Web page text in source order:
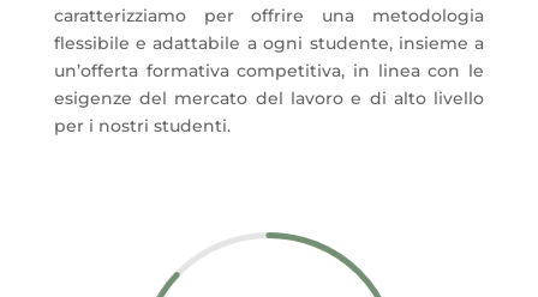
caratterizziamo per offrire una metodologia
flessibile e adattabile a ogni studente, insieme a
un’offerta formativa competitiva, in linea con le
esigenze del mercato del lavoro e di alto livello
per i nostri studenti.